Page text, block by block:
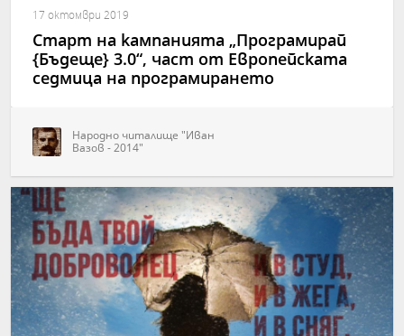
17 октомври 2019
Старт на кампанията „Програмирай
{Бъдеще} 3.0“, част от Европейската
седмица на програмирането
Народно читалище "Иван
Вазов - 2014"